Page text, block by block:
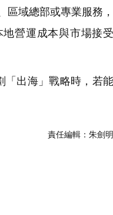
域總部或專業服務，
營運成本與市場接受
「出海」戰略時，若能
責任編輯： 朱劍明